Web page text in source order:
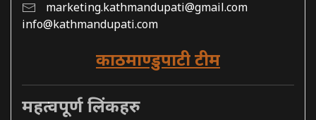
marketing.kathmandupati@gmail.com
info@kathmandupati.com
काठमाण्डुपाटी टीम
महत्वपूर्ण लिंकहरु